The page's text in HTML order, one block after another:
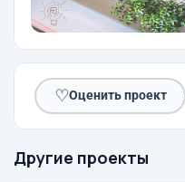
♡Оценить проект
Другие проекты